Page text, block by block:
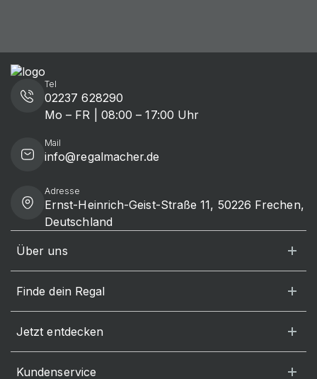
Tel
02237 628290
Mo – FR | 08:00 – 17:00 Uhr
Mail
info@regalmacher.de
Adresse
Ernst-Heinrich-Geist-Straße 11, 50226 Frechen,
Deutschland
Über uns
Finde dein Regal
Jetzt entdecken
Kundenservice